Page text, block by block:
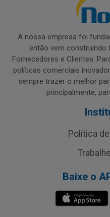
A nossa empresa foi
então vem
Fornecedores e Clientes.
políticas comerciais
sempre trazer o melhor
principalmente,
Política
Baixe o